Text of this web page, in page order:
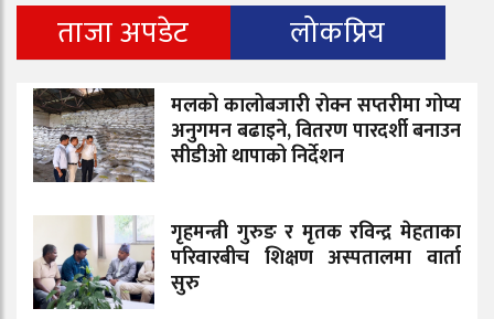
ताजा अपडेट लोकप्रिय
मलको कालोबजारी रोक्न सप्तरीमा गोप्य
अनुगमन बढाइने, वितरण पारदर्शी बनाउन
सीडीओ थापाको निर्देशन
गृहमन्त्री गुरुङ र मृतक रविन्द्र मेहताका
परिवारबीच शिक्षण अस्पतालमा वार्ता
सुरु